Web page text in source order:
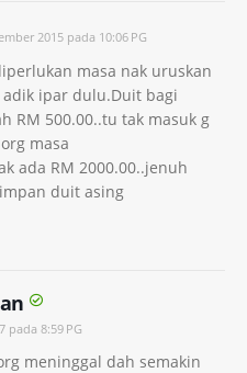
2015 pada 10:06 PG
masa nak uruskan
ipar dulu.Duit bagi
RM 500.00..tu tak masuk g
masa
ada RM 2000.00..jenuh
duit asing
pada 8:59 PG
meninggal dah semakin